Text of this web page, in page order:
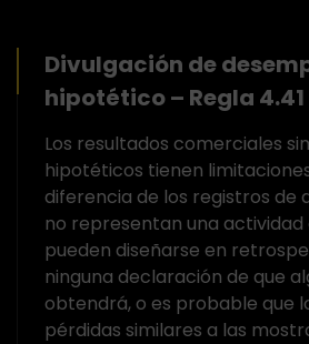
Divulgación de
hipotético – Regla 4.41
Los resultados comerciales
hipotéticos tienen
diferencia de los registros de
no representan una
pueden diseñarse en
ninguna declaración de que
obtendrá, o es probable que
pérdidas similares a las